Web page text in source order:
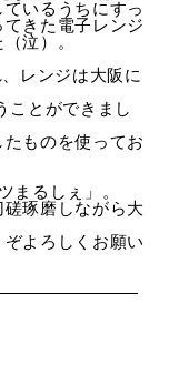
いるうちにすっ
きた電子レンジ
泣）。
レンジは大阪に
ことができまし
ものを使ってお
るしぇ」。
琢磨しながら大
よろしくお願い